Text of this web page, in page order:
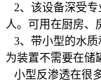
2、该设备深受专
人。可用在厨房、
3、带小型的水质
为装置不需要在储
小型反渗透在很